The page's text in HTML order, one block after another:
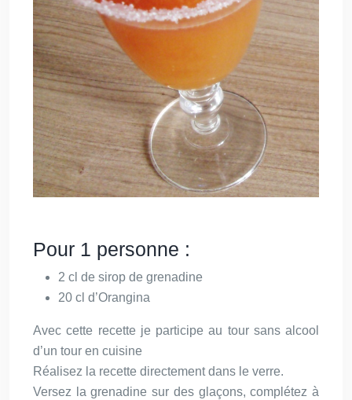
Pour 1 personne :
2 cl de sirop de grenadine
20 cl d’Orangina
Avec cette recette je participe au tour sans alcool
d’un tour en cuisine
Réalisez la recette directement dans le verre.
Versez la grenadine sur des glaçons, complétez à